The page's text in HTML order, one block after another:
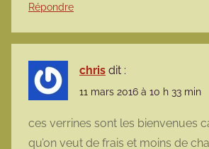
Répondre
chris dit :
11 mars 2016 à 10 h 33 min
ces verrines sont les bienvenues
qu’on veut de frais et moins de